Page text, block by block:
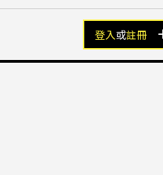
登入或註冊